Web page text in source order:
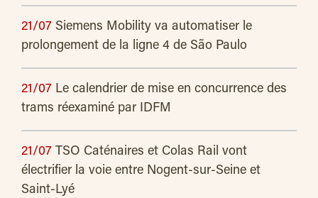
21/07 Siemens Mobility va automatiser le
prolongement de la ligne 4 de São Paulo
21/07 Le calendrier de mise en concurrence des
trams réexaminé par IDFM
21/07 TSO Caténaires et Colas Rail vont
électrifier la voie entre Nogent-sur-Seine et
Saint-Lyé